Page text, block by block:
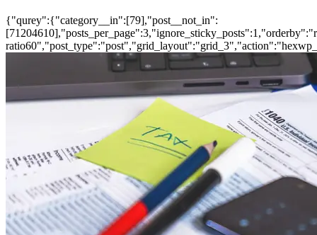
{"qurey":{"category__in":[79],"post__not_in":